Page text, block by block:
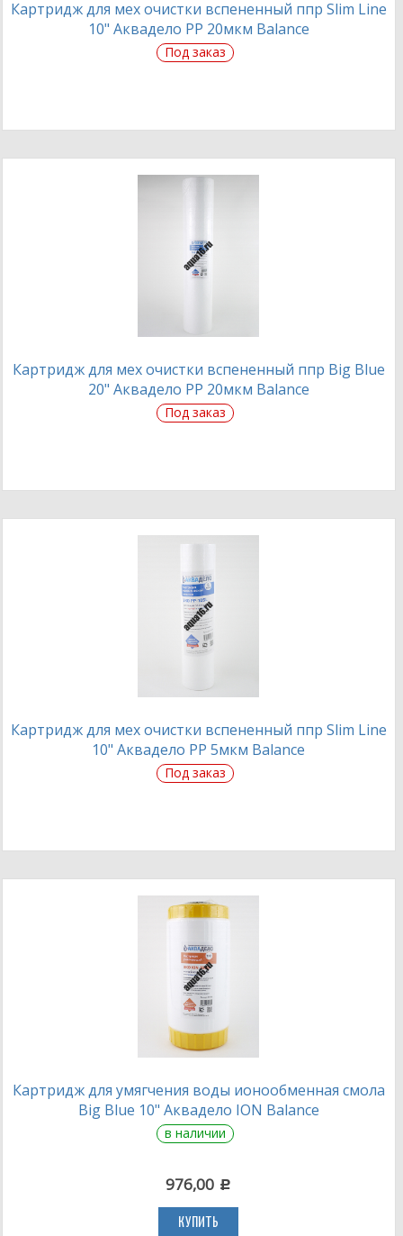
Картридж для мех очистки вспененный ппр Slim Line
10" Аквадело PP 20мкм Balance
Под заказ
Картридж для мех очистки вспененный ппр Big Blue
20" Аквадело PP 20мкм Balance
Под заказ
Картридж для мех очистки вспененный ппр Slim Line
10" Аквадело PP 5мкм Balance
Под заказ
Картридж для умягчения воды ионообменная смола
Big Blue 10" Аквадело ION Balance
в наличии
976,00 c
КУПИТЬ